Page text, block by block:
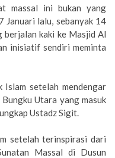
massal ini bukan yang
Januari lalu, sebanyak 14
berjalan kaki ke Masjid Al
inisiatif sendiri meminta
Islam setelah mendengar
Utara yang masuk
Ustadz Sigit.
setelah terinspirasi dari
Massal di Dusun